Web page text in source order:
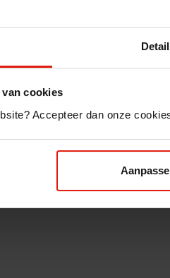
cookies
Accepteer dan onze
je foto krijgt meer scherpte en
(huidskleur, lichtgekleurde
de productie van je poster
een email via